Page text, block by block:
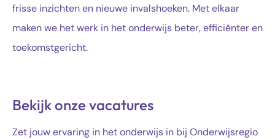
frisse inzichten en nieuwe invalshoeken. Met elkaar
maken we het werk in het onderwijs beter, efficiënter en
toekomstgericht.
Bekijk onze vacatures
Zet jouw ervaring in het onderwijs in bij Onderwijsregio